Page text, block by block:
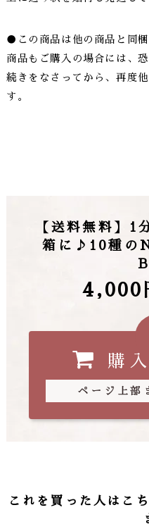
●この商品は他の商品と同
商品もご購入の場合には、
続きをなさってから、再度
す。
【送料無料】1
箱に♪10種の
4,000
購
ページ上部
これを買った人はこ